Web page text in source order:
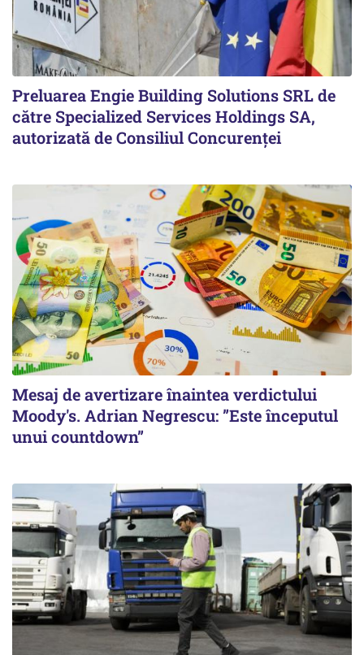
Preluarea Engie Building Solutions SRL de
către Specialized Services Holdings SA,
autorizată de Consiliul Concurenţei
Mesaj de avertizare înaintea verdictului
Moody's. Adrian Negrescu: ”Este începutul
unui countdown”